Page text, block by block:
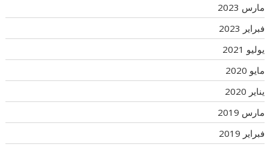
مارس 2023
فبراير 2023
يوليو 2021
مايو 2020
يناير 2020
مارس 2019
فبراير 2019